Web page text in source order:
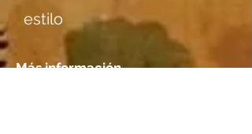
estilo
Más información